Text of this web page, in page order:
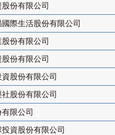
份有限公司
際生活股份有限公司
份有限公司
份有限公司
股份有限公司
股份有限公司
限公司
投資股份有限公司